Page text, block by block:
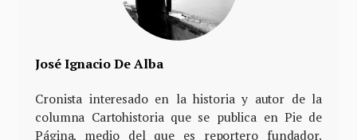
José Ignacio De Alba
Cronista interesado en la historia y autor de la
columna Cartohistoria que se publica en Pie de
Página, medio del que es reportero fundador.